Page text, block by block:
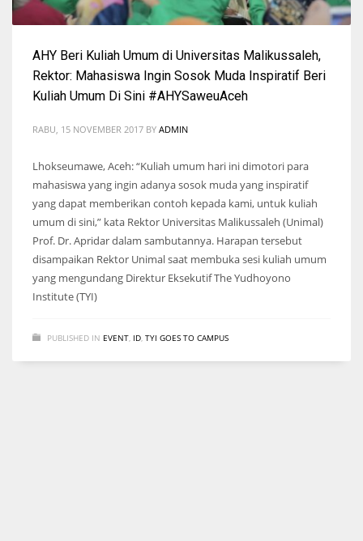
AHY Beri Kuliah Umum di Universitas Malikussaleh,
Rektor: Mahasiswa Ingin Sosok Muda Inspiratif Beri
Kuliah Umum Di Sini #AHYSaweuAceh
RABU, 15 NOVEMBER 2017 BY ADMIN
Lhokseumawe, Aceh: “Kuliah umum hari ini dimotori para
mahasiswa yang ingin adanya sosok muda yang inspiratif
yang dapat memberikan contoh kepada kami, untuk kuliah
umum di sini,” kata Rektor Universitas Malikussaleh (Unimal)
Prof. Dr. Apridar dalam sambutannya. Harapan tersebut
disampaikan Rektor Unimal saat membuka sesi kuliah umum
yang mengundang Direktur Eksekutif The Yudhoyono
Institute (TYI)
PUBLISHED IN EVENT ID TYI GOES TO CAMPUS